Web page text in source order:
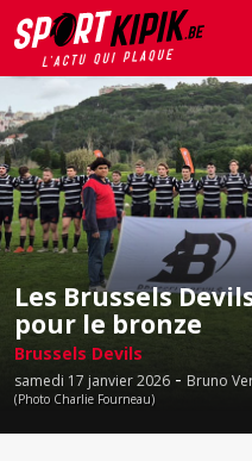
Les Brussels
pour le bronze
Brussels Devils
samedi 17 janvier 2026 - Bruno
(Photo Charlie Fourneau)